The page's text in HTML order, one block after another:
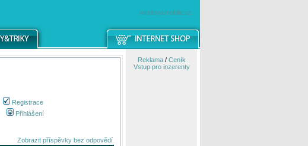
windowsmobile.cz
Registrace
Přihlášení
Zobrazit příspěvky bez odpovědí
Reklama/ Ceník
Vstup pro inzerenty